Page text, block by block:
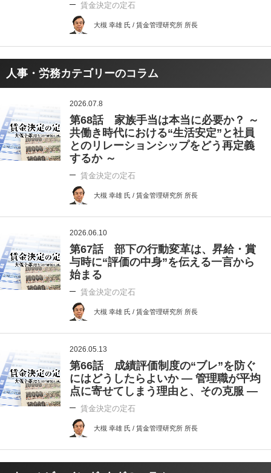
賃金決定の定石
大槻 幸雄 氏 / 賃金管理研究所 所長
人事・労務カテゴリーのコラム
2026.07.8
第68話 家族手当は本当に必要か？ ～
共働き時代における“生活安定”と社員
とのリレーションシップをどう再定義
するか ～
賃金決定の定石
大槻 幸雄 氏 / 賃金管理研究所 所長
2026.06.10
第67話 部下の行動変革は、昇給・賞
与時に“評価の中身”を伝える一言から
始まる
賃金決定の定石
大槻 幸雄 氏 / 賃金管理研究所 所長
2026.05.13
第66話 成績評価制度の“ブレ”を防ぐ
にはどうしたらよいか ― 管理職が平均
点に寄せてしまう理由と、その克服 ―
賃金決定の定石
大槻 幸雄 氏 / 賃金管理研究所 所長